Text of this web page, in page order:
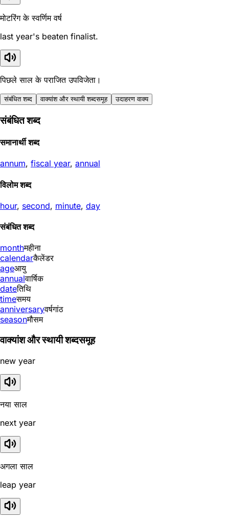
मोटरिंग के स्वर्णिम वर्ष
last year's beaten finalist.
पिछले साल के पराजित उपविजेता।
संबंधित शब्द वाक्यांश और स्थायी शब्दसमूह उदाहरण वाक्य
संबंधित शब्द
समानार्थी शब्द
annum, fiscal year, annual
विलोम शब्द
hour, second, minute, day
संबंधित शब्द
monthमहीना
calendarकैलेंडर
ageआयु
annualवार्षिक
dateतिथि
timeसमय
anniversaryवर्षगांठ
seasonमौसम
वाक्यांश और स्थायी शब्दसमूह
new year
नया साल
next year
अगला साल
leap year